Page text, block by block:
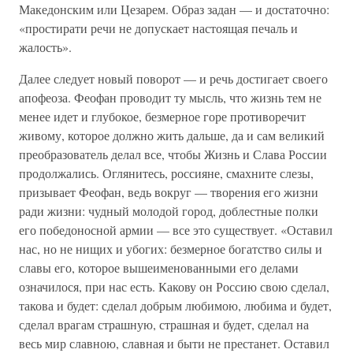
Македонским или Цезарем. Образ задан — и достаточно:
«простирати речи не допускает настоящая печаль и
жалость».
Далее следует новый поворот — и речь достигает своего
апофеоза. Феофан проводит ту мысль, что жизнь тем не
менее идет и глубокое, безмерное горе противоречит
живому, которое должно жить дальше, да и сам великий
преобразователь делал все, чтобы Жизнь и Слава России
продолжались. Оглянитесь, россияне, смахните слезы,
призывает Феофан, ведь вокруг — творения его жизни
ради жизни: чудный молодой город, доблестные полки
его победоносной армии — все это существует. «Оставил
нас, но не нищих и убогих: безмерное богатство силы и
славы его, которое вышеименованными его делами
означилося, при нас есть. Какову он Россию свою сделал,
такова и будет: сделал добрым любимою, любима и будет,
сделал врагам страшную, страшная и будет, сделал на
весь мир славною, славная и быти не престанет. Оставил